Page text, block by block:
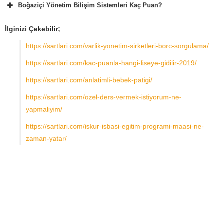
Boğaziçi Yönetim Bilişim Sistemleri Kaç Puan?
İlginizi Çekebilir;
https://sartlari.com/varlik-yonetim-sirketleri-borc-sorgulama/
https://sartlari.com/kac-puanla-hangi-liseye-gidilir-2019/
https://sartlari.com/anlatimli-bebek-patigi/
https://sartlari.com/ozel-ders-vermek-istiyorum-ne-
yapmaliyim/
https://sartlari.com/iskur-isbasi-egitim-programi-maasi-ne-
zaman-yatar/